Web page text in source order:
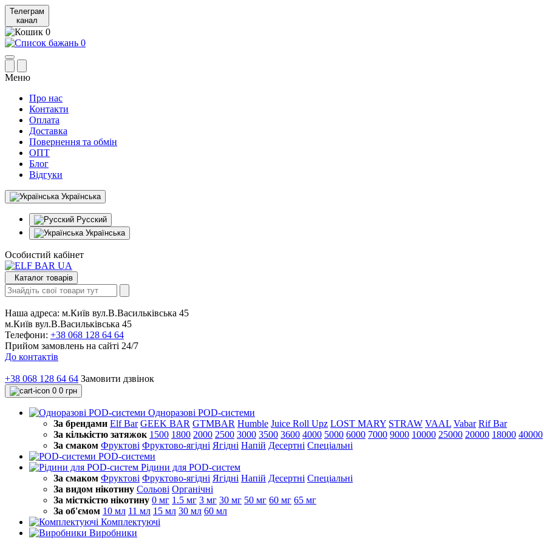
Телеграм
канал
0
0
Меню
Про нас
Контакти
Оплата
Доставка
Повернення та обмін
ОПТ
Блог
Відгуки
Українська
Русский
Українська
Особистий кабінет
Каталог товарів
Наша адреса: м.Київ вул.В.Васильківська 45
м.Київ вул.В.Васильківська 45
Телефони: +38 068 128 64 64
Прийом замовлень на сайті 24/7
До контактів
+38 068 128 64 64 Замовити дзвінок
0 0 грн
Одноразові POD-системи
За брендами Elf Bar GEEK BAR GTMBAR Humble Juice Roll Upz LOST MARY STRAW VAAL Vabar Rif Bar
За кількістю затяжок 1500 1800 2000 2500 3000 3500 3600 4000 5000 6000 7000 9000 10000 25000 20000 18000 40000
За смаком Фруктові Фруктово-ягідні Ягідні Напій Десертні Спеціальні
POD-системи
Рідини для POD-систем
За смаком Фруктові Фруктово-ягідні Ягідні Напій Десертні Спеціальні
За видом нікотину Сольові Органічні
За місткістю нікотину 0 мг 1.5 мг 3 мг 30 мг 50 мг 60 мг 65 мг
За об'ємом 10 мл 11 мл 15 мл 30 мл 60 мл
Комплектуючі
Виробники